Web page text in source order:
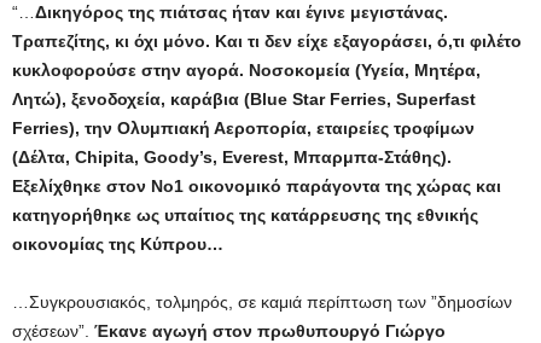
“…Δικηγόρος της πιάτσας ήταν και έγινε μεγιστάνας.
Τραπεζίτης, κι όχι μόνο. Και τι δεν είχε εξαγοράσει, ό,τι φιλέτο
κυκλοφορούσε στην αγορά. Νοσοκομεία (Υγεία, Μητέρα,
Λητώ), ξενοδοχεία, καράβια (Blue Star Ferries, Superfast
Ferries), την Ολυμπιακή Αεροπορία, εταιρείες τροφίμων
(Δέλτα, Chipita, Goody’s, Everest, Μπαρμπα-Στάθης).
Εξελίχθηκε στον Νο1 οικονομικό παράγοντα της χώρας και
κατηγορήθηκε ως υπαίτιος της κατάρρευσης της εθνικής
οικονομίας της Κύπρου…
…Συγκρουσιακός, τολμηρός, σε καμιά περίπτωση των ”δημοσίων
σχέσεων”. Έκανε αγωγή στον πρωθυπουργό Γιώργο